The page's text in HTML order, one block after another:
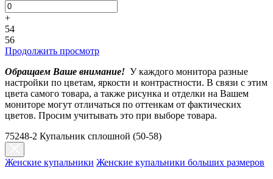
+
54
56
Продолжить просмотр
Обращаем Ваше внимание! У каждого монитора разные
настройки по цветам, яркости и контрастности. В связи с этим
цвета самого товара, а также рисунка и отделки на Вашем
мониторе могут отличаться по оттенкам от фактических
цветов. Просим учитывать это при выборе товара.
75248-2 Купальник сплошной (50-58)
Женские купальники Женские купальники больших размеров